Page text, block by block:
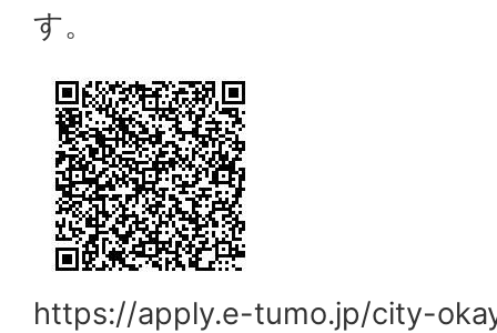
す。
https://apply.e-tumo.jp/city-